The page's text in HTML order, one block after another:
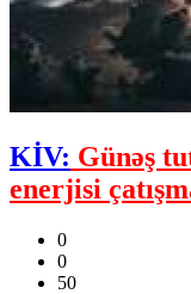
KİV: Günəş
enerjisi
0
0
50